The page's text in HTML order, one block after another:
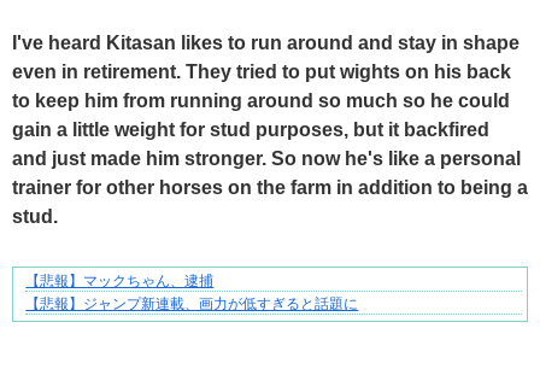
I've heard Kitasan likes to run around and stay in shape
even in retirement. They tried to put wights on his back
to keep him from running around so much so he could
gain a little weight for stud purposes, but it backfired
and just made him stronger. So now he's like a personal
trainer for other horses on the farm in addition to being a
stud.
三十路女子の仕事と恋、その先にあった本音
【悲報】マックちゃん、逮捕
【悲報】ジャンプ新連載、画力が低すぎると話題に